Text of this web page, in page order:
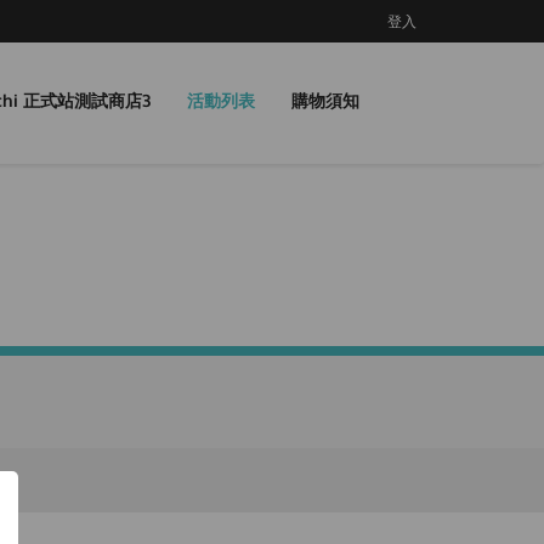
登入
正式站測試商店3 活動列表 購物須知